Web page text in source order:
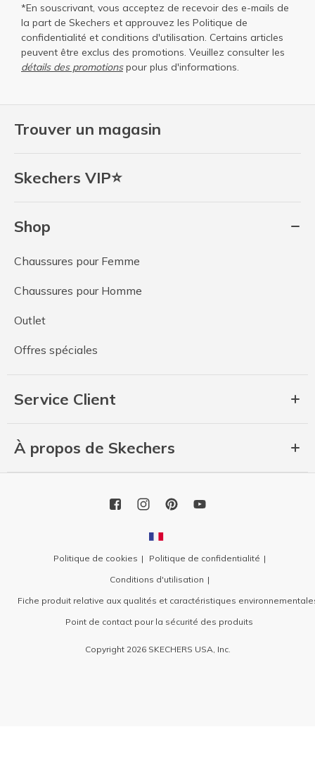
Trouver un magasin
Skechers VIP⭐
Shop
Chaussures pour Femme
Chaussures pour Homme
Outlet
Offres spéciales
Service Client
À propos de Skechers
*En souscrivant, vous acceptez de recevoir des e-mails de
la part de Skechers et approuvez les Politique de
confidentialité et conditions d'utilisation. Certains articles
peuvent être exclus des promotions. Veuillez consulter les
détails des promotionspour plus d'informations.
Politique de cookies
Politique de confidentialité
Conditions d'utilisation
Fiche produit relative aux qualités et caractéristiques
Point de contact pour la sécurité des produits
Copyright 2026 SKECHERS USA, Inc.